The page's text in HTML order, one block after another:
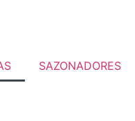
SAZONADORES